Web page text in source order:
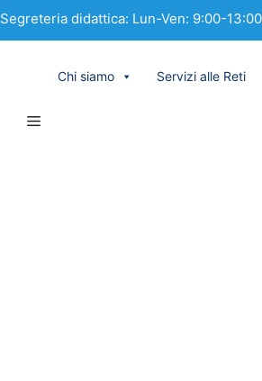
Segreteria didattica: Lun-Ven: 9:00-
Chi siamo Servizi alle Reti